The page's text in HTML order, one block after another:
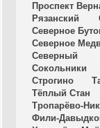
Проспект
Рязанский
Северное
Северное
Северный
Сокольники
Строгино
Тёплый Стан
Тропарёво-
Фили-